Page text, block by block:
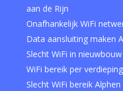
aan de Rijn
Onafhankelijk WiFi
Data aansluiting maken
Slecht WiFi in
WiFi bereik per
Slecht WiFi bereik